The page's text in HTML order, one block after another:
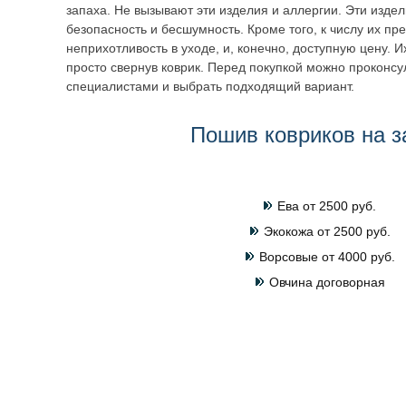
запаха. Не вызывают эти изделия и аллергии. Эти
безопасность и бесшумность. Кроме того, к числу их
неприхотливость в уходе, и, конечно, доступную цену.
просто свернув коврик. Перед покупкой можно
специалистами и выбрать подходящий вариант.
Пошив ковриков на
Ева от 2500 руб.
Экокожа от 2500 руб.
Ворсовые от 4000 руб.
Овчина договорная